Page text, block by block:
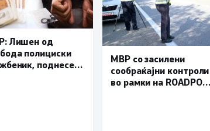
Лишен од
полициски
поднесена
МВР со засилени
сообраќајни контроли
во рамки на ROADPOL: